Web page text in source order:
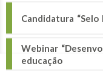
Candidatura “Selo
Webinar
educação